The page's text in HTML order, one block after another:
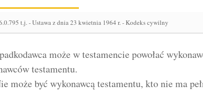
t.j.-Ustawa z dnia 23 kwietnia 1964 r. - Kodeks cywilny
może w testamencie powołać
testamentu.
może być wykonawcą testamentu, kto nie ma